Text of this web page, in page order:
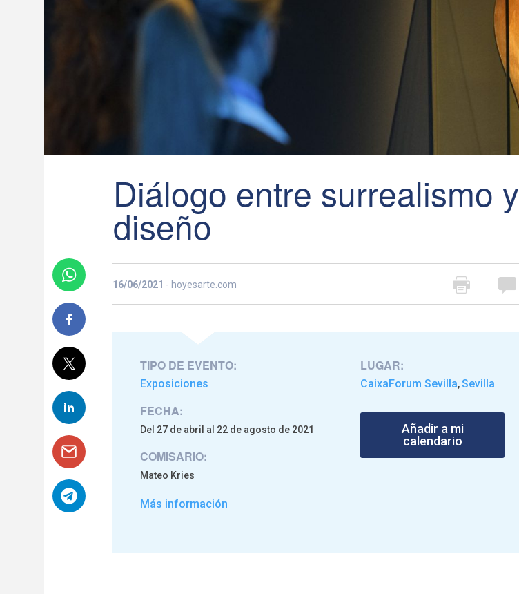
Diálogo entre surrealismo y
diseño
16/06/2021 - hoyesarte.com
TIPO DE EVENTO:
Exposiciones
FECHA:
Del 27 de abril al 22 de agosto de 2021
COMISARIO:
Mateo Kries
Más información
LUGAR:
CaixaForum Sevilla,Sevilla
Añadir a mi
calendario